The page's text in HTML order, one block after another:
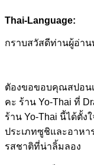
Thai-Language:
กราบสวัสดีท่านผู้อ่า
ตัองขอขอบคุณสปอน
คะ ร้าน Yo-Thai ที่
ร้าน Yo-Thai นี้ได้ตั้ง
ประเภทซูชิและอาหา
รสชาติที่น่าลิ้มลอง